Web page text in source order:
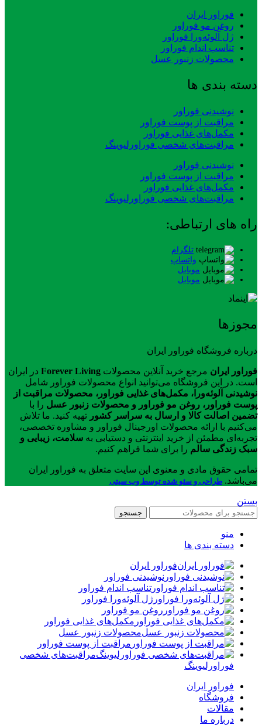
فوراور ایران
روغن مو فوراور
ژل آلوئه‌ورا فوراور
تناسب اندام فوراور
محصولات زنبور عسل
دسته بندی ها
نوشیدنی فوراور
مراقبت از پوست فوراور
مکمل‌های غذایی فوراور
مراقبت‌های شخصی فوراورلیوینگ
نوشیدنی فوراور
مراقبت از پوست فوراور
مکمل‌های غذایی فوراور
مراقبت‌های شخصی فوراورلیوینگ
راه های ارتباطی:
تلگرام
واتساپ
موبایل
موبایل
مجوزها
درباره فروشگاه فوراور ایران
فوراور ایران مرجع خرید آنلاین محصولات Forever Living در ایران
است. در این فروشگاه می‌توانید انواع محصولات فوراور شامل
نوشیدنی آلوئه‌ورا، مکمل‌های غذایی فوراور، محصولات مراقبت از
پوست فوراور، روغن مو فوراور و محصولات زنبور عسل را با
تضمین اصالت کالا و ارسال به سراسر کشور تهیه کنید. ما تلاش
می‌کنیم با ارائه محصولات اورجینال فوراور و مشاوره تخصصی،
تجربه‌ای مطمئن از خرید اینترنتی و دستیابی به سلامت، زیبایی و
سبک زندگی سالم را برای شما فراهم کنیم.
تمامی حقوق مادی و معنوی این سایت متعلق به فوراور ایران
می‌باشد. طراحی و سئو شده توسط وب سیتی
بستن
جستجو
منو
دسته بندی ها
فوراور ایران
نوشیدنی فوراور
تناسب اندام فوراور
ژل آلوئه‌ورا فوراور
روغن مو فوراور
مکمل‌های غذایی فوراور
محصولات زنبور عسل
مراقبت از پوست فوراور
مراقبت‌های شخصی
فوراورلیوینگ
فوراور ایران
فروشگاه
مقالات
درباره ما